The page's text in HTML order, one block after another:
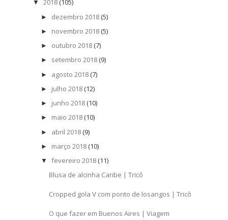
▼ 2018 (105)
► dezembro 2018 (5)
► novembro 2018 (5)
► outubro 2018 (7)
► setembro 2018 (9)
► agosto 2018 (7)
► julho 2018 (12)
► junho 2018 (10)
► maio 2018 (10)
► abril 2018 (9)
► março 2018 (10)
▼ fevereiro 2018 (11)
Blusa de alcinha Caribe | Tricô
Cropped gola V com ponto de losangos | Tricô
O que fazer em Buenos Aires | Viagem